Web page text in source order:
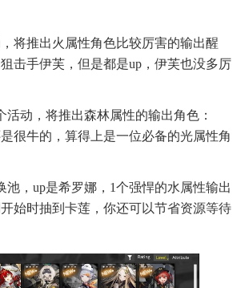
将推出火属性角色比较厉害的输出醒
击手伊芙，但是都是up，伊芙也没多厉
活动，将推出森林属性的输出角色：
很牛的，算得上是一位必备的光属性角
池，up是希罗娜，1个强悍的水属性输出
始时抽到卡莲，你还可以节省资源等待